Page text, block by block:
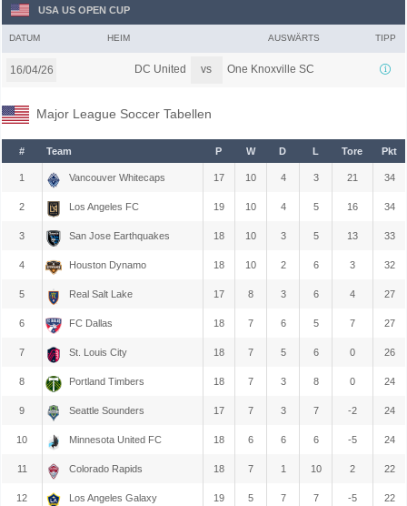
USA US OPEN CUP
DATUM HEIM AUSWÄRTS TIPP
16/04/26 DC United vs One Knoxville SC
Major League Soccer Tabellen
# Team P W D L Tore Pkt
1 Vancouver Whitecaps 17 10 4 3 21 34
2 Los Angeles FC 19 10 4 5 16 34
3 San Jose Earthquakes 18 10 3 5 13 33
4 Houston Dynamo 18 10 2 6 3 32
5 Real Salt Lake 17 8 3 6 4 27
6 FC Dallas 18 7 6 5 7 27
7 St. Louis City 18 7 5 6 0 26
8 Portland Timbers 18 7 3 8 0 24
9 Seattle Sounders 17 7 3 7 -2 24
10 Minnesota United FC 18 6 6 6 -5 24
11 Colorado Rapids 18 7 1 10 2 22
12 Los Angeles Galaxy 19 5 7 7 -5 22